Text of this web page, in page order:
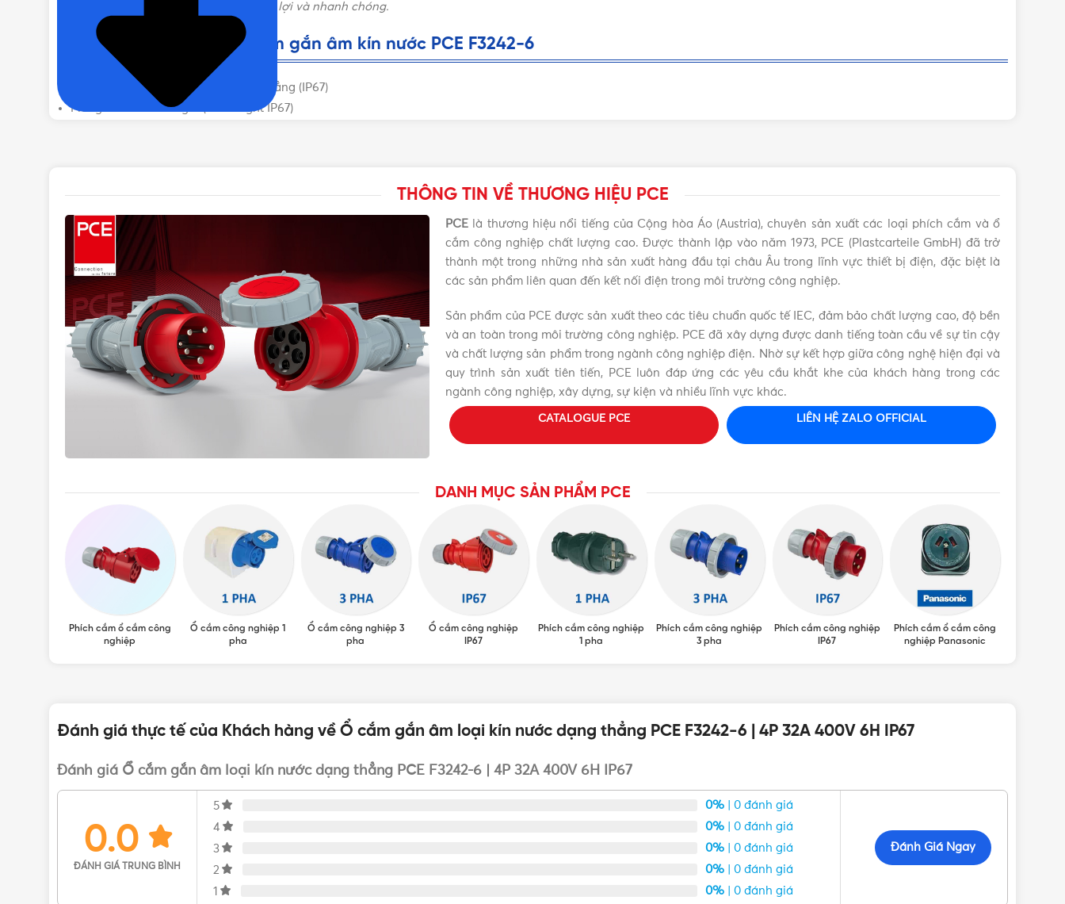
điện trong mọi công trình một cách tiện lợi và nhanh chóng.
Thông số cơ bản của ổ cắm gắn âm kín nước PCE F3242-6
Ổ cắm gắn âm loại kín nước dạng thẳng (IP67)
Flanged socket straight (Watertight IP67)
THÔNG TIN VỀ THƯƠNG HIỆU PCE
PCE là thương hiệu nổi tiếng của Cộng hòa Áo (Austria), chuyên sản xuất các loại phích cắm và ổ
cắm công nghiệp chất lượng cao. Được thành lập vào năm 1973, PCE (Plastcarteile GmbH) đã trở
thành một trong những nhà sản xuất hàng đầu tại châu Âu trong lĩnh vực thiết bị điện, đặc biệt là
các sản phẩm liên quan đến kết nối điện trong môi trường công nghiệp.
Sản phẩm của PCE được sản xuất theo các tiêu chuẩn quốc tế IEC, đảm bảo chất lượng cao, độ bền
và an toàn trong môi trường công nghiệp. PCE đã xây dựng được danh tiếng toàn cầu về sự tin cậy
và chất lượng sản phẩm trong ngành công nghiệp điện. Nhờ sự kết hợp giữa công nghệ hiện đại và
quy trình sản xuất tiên tiến, PCE luôn đáp ứng các yêu cầu khắt khe của khách hàng trong các
ngành công nghiệp, xây dựng, sự kiện và nhiều lĩnh vực khác.
CATALOGUE PCE LIÊN HỆ ZALO OFFICIAL
DANH MỤC SẢN PHẨM PCE
Phích cắm ổ cắm công
nghiệp
Ổ cắm công nghiệp 1
pha
Ổ cắm công nghiệp 3
pha
Ổ cắm công nghiệp
IP67
Phích cắm công nghiệp
1 pha
Phích cắm công nghiệp
3 pha
Phích cắm công nghiệp
IP67
Phích cắm ổ cắm công
nghiệp Panasonic
Đánh giá thực tế của Khách hàng về Ổ cắm gắn âm loại kín nước dạng thẳng PCE F3242-6 | 4P 32A 400V 6H IP67
Đánh giá Ổ cắm gắn âm loại kín nước dạng thẳng PCE F3242-6 | 4P 32A 400V 6H IP67
0.0
ĐÁNH GIÁ TRUNG BÌNH
5 0% | 0 đánh giá
4
0% | 0 đánh giá
3
0% | 0 đánh giá
2
0% | 0 đánh giá
1
0% | 0 đánh giá
Đánh Giá Ngay